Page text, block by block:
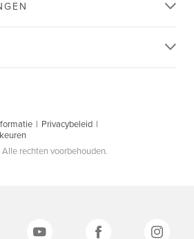
| Privacybeleid |
rechten voorbehouden.